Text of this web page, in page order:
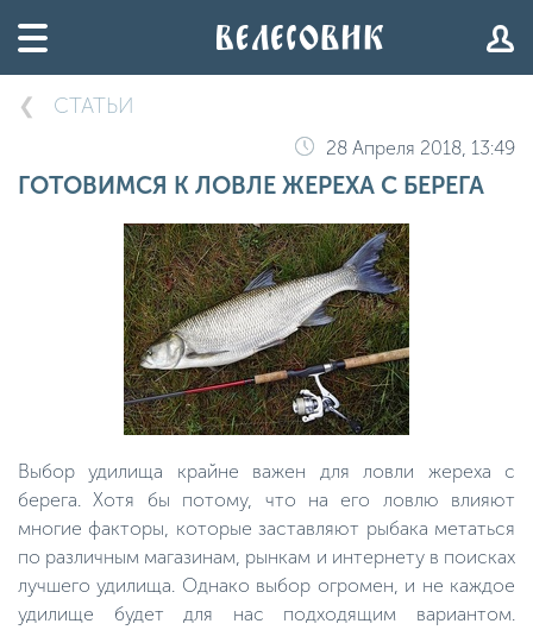
СТАТЬИ
28 Апреля 2018, 13:49
ГОТОВИМСЯ К ЛОВЛЕ ЖЕРЕХА С БЕРЕГА
Выбор удилища крайне важен для ловли жереха с
берега. Хотя бы потому, что на его ловлю влияют
многие факторы, которые заставляют рыбака метаться
по различным магазинам, рынкам и интернету в поисках
лучшего удилища. Однако выбор огромен, и не каждое
удилище будет для нас подходящим вариантом.